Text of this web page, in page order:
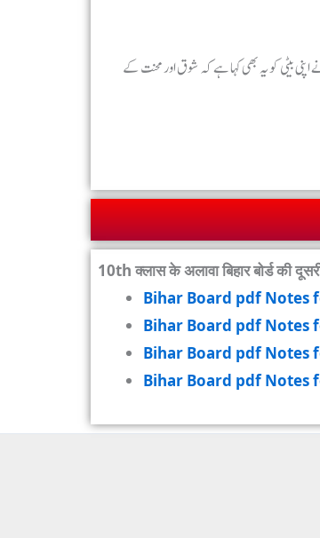
اپنی بیٹی کو یہ بھی کہا ہے کہ شوق اور محنت کے
10th क्लास के अलावा बिहार बोर्ड की
Bihar Board pdf Notes
Bihar Board pdf Notes
Bihar Board pdf Notes
Bihar Board pdf Notes